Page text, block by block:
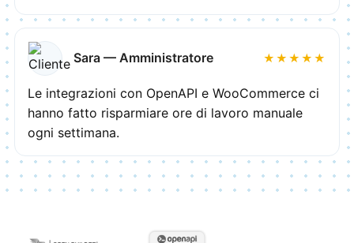
Sara — Amministratore ★★★★★
Le integrazioni con OpenAPI e WooCommerce ci
hanno fatto risparmiare ore di lavoro manuale
ogni settimana.